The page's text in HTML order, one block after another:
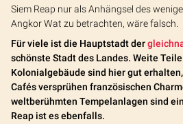
Siem Reap nur als Anhängsel des
Angkor Wat zu betrachten, wäre falsch.
Für viele ist die Hauptstadt der
schönste Stadt des Landes. Weite
Kolonialgebäude sind hier gut
Cafés versprühen französischen
weltberühmten Tempelanlagen sind
Reap ist es ebenfalls.